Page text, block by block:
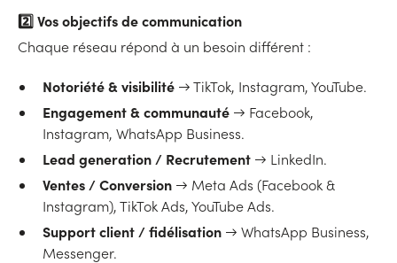
2️⃣Vos objectifs de communication
Chaque réseau répond à un besoin différent :
Notoriété & visibilité → TikTok, Instagram, YouTube.
Engagement & communauté → Facebook,
Instagram, WhatsApp Business.
Lead generation / Recrutement → LinkedIn.
Ventes / Conversion → Meta Ads (Facebook &
Instagram), TikTok Ads, YouTube Ads.
Support client / fidélisation → WhatsApp Business,
Messenger.